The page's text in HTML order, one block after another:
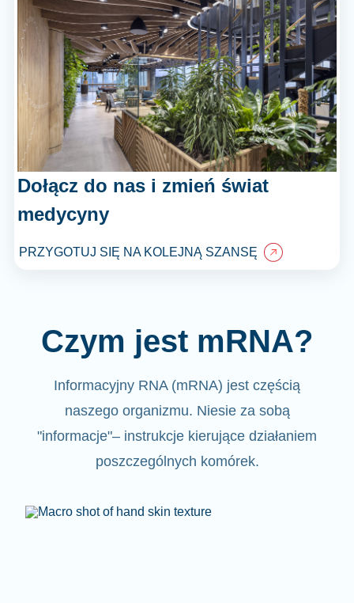
Dołącz do nas i zmień świat
medycyny
PRZYGOTUJ SIĘ NA KOLEJNĄ SZANSĘ
Czym jest mRNA?
Informacyjny RNA (mRNA) jest częścią
naszego organizmu. Niesie za sobą
"informacje"– instrukcje kierujące działaniem
poszczególnych komórek.